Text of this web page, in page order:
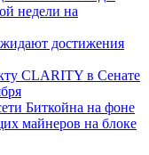
недели на
достижения
CLARITY в Сенате
Биткойна на фоне
майнеров на блоке